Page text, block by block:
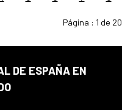
Página : 1 de 20
DE ESPAÑA EN